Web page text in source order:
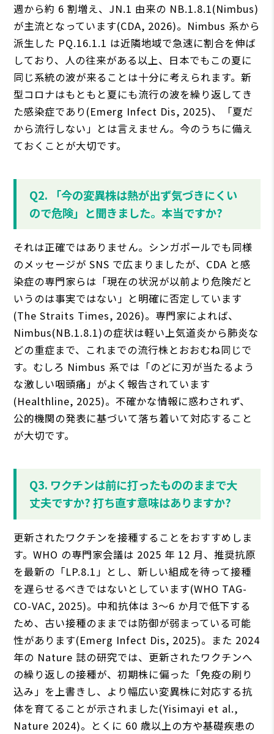
週から約 6 割増え、JN.1 由来の NB.1.8.1(Nimbus)
が主流となっています(CDA, 2026)。Nimbus 系から
派生した PQ.16.1.1 は近隣地域で急速に割合を伸ば
しており、人の往来がある以上、日本でもこの夏に
同じ系統の波が来ることは十分に考えられます。新
型コロナはもともと夏にも流行の波を繰り返してき
た感染症であり(Emerg Infect Dis, 2025)、「夏だ
から流行しない」とは言えません。今のうちに備え
ておくことが大切です。
Q2. 「今の変異株は熱が出ず気づきにくい
ので危険」と聞きました。本当ですか?
それは正確ではありません。シンガポールでも同様
のメッセージが SNS で広まりましたが、CDA と感
染症の専門家らは「現在の状況が以前より危険だと
いうのは事実ではない」と明確に否定しています
(The Straits Times, 2026)。専門家によれば、
Nimbus(NB.1.8.1)の症状は軽い上気道炎から肺炎な
どの重症まで、これまでの流行株とおおむね同じで
す。むしろ Nimbus 系では「のどに刃が当たるよう
な激しい咽頭痛」がよく報告されています
(Healthline, 2025)。不確かな情報に惑わされず、
公的機関の発表に基づいて落ち着いて対応すること
が大切です。
Q3. ワクチンは前に打ったもののままで大
丈夫ですか? 打ち直す意味はありますか?
更新されたワクチンを接種することをおすすめしま
す。WHO の専門家会議は 2025 年 12 月、推奨抗原
を最新の「LP.8.1」とし、新しい組成を待って接種
を遅らせるべきではないとしています(WHO TAG-
CO-VAC, 2025)。中和抗体は 3〜6 か月で低下する
ため、古い接種のままでは防御が弱まっている可能
性があります(Emerg Infect Dis, 2025)。また 2024
年の Nature 誌の研究では、更新されたワクチンへ
の繰り返しの接種が、初期株に偏った「免疫の刷り
込み」を上書きし、より幅広い変異株に対応する抗
体を育てることが示されました(Yisimayi et al.,
Nature 2024)。とくに 60 歳以上の方や基礎疾患の